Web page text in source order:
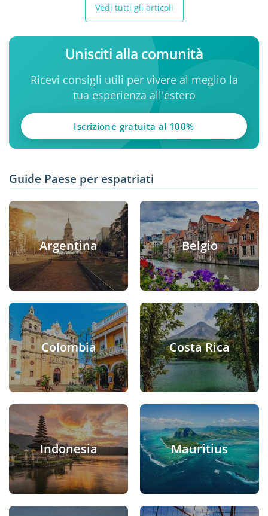
Vedi tutti gli articoli
Unisciti alla comunità
Ricevi consigli utili per vivere al meglio la
tua esperienza all'estero
Iscrizione gratuita al 100%
Guide Paese per espatriati
Argentina Belgio
Colombia Costa Rica
Indonesia Mauritius